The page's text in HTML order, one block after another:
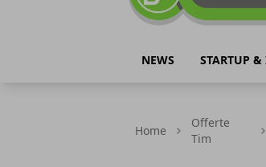
NEWS STARTUP
Home
Offerte
Tim